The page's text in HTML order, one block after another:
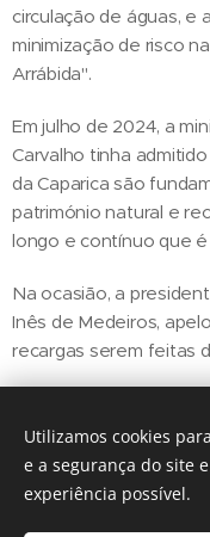
circulação de águas, e
minimização de risco
Arrábida".
Em julho de 2024, a
Carvalho tinha
da Caparica são
património natural e
longo e contínuo que
Na ocasião, a
Inês de Medeiros,
recargas serem feitas
Share
Utilizamos cookies
e a segurança do site
experiência possível.